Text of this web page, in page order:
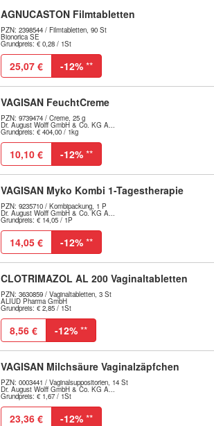
AGNUCASTON Filmtabletten
PZN: 2398544 / Filmtabletten, 90 St
Bionorica SE
Grundpreis: € 0,28 / 1St
25,07 € -12% **
VAGISAN FeuchtCreme
PZN: 9739474 / Creme, 25 g
Dr. August Wolff GmbH & Co. KG A...
Grundpreis: € 404,00 / 1kg
10,10 € -12% **
VAGISAN Myko Kombi 1-Tagestherapie
PZN: 9235710 / Kombipackung, 1 P
Dr. August Wolff GmbH & Co. KG A...
Grundpreis: € 14,05 / 1P
14,05 € -12% **
CLOTRIMAZOL AL 200 Vaginaltabletten
PZN: 3630859 / Vaginaltabletten, 3 St
ALIUD Pharma GmbH
Grundpreis: € 2,85 / 1St
8,56 € -12% **
VAGISAN Milchsäure Vaginalzäpfchen
PZN: 0003441 / Vaginalsuppositorien, 14 St
Dr. August Wolff GmbH & Co. KG A...
Grundpreis: € 1,67 / 1St
23,36 € -12% **